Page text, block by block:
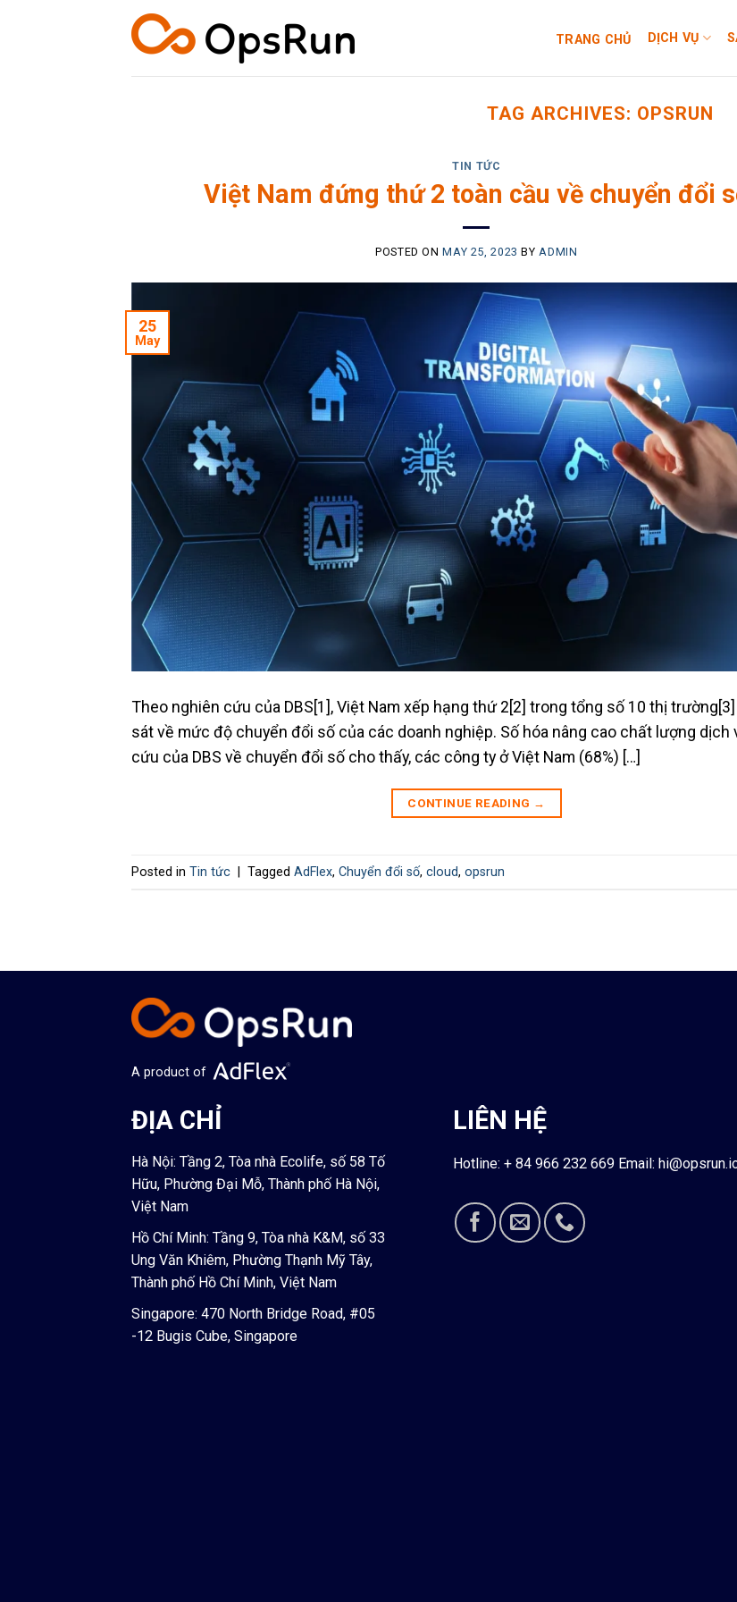
TRANG CHỦ DỊCH VỤ
TAG ARCHIVES: OPSRUN
TIN TỨC
Việt Nam đứng thứ 2 toàn cầu về chuyển đổi
POSTED ONMAY 25, 2023 BYADMIN
25
May
Theo nghiên cứu của DBS[1], Việt Nam xếp hạng thứ 2[2] trong tổng số 10 thị
sát về mức độ chuyển đổi số của các doanh nghiệp. Số hóa nâng cao chất lượng dịch
cứu của DBS về chuyển đổi số cho thấy, các công ty ở Việt Nam (68%) […]
CONTINUE READING →
Posted in Tin tức Tagged AdFlex, Chuyển đổi số, cloud, opsrun
A product of
ĐỊA CHỈ
Hà Nội: Tầng 2, Tòa nhà Ecolife, số 58 Tố
Hữu, Phường Đại Mỗ, Thành phố Hà Nội,
Việt Nam
Hồ Chí Minh: Tầng 9, Tòa nhà K&M, số 33
Ung Văn Khiêm, Phường Thạnh Mỹ Tây,
Thành phố Hồ Chí Minh, Việt Nam
Singapore: 470 North Bridge Road, #05
-12 Bugis Cube, Singapore
LIÊN HỆ
Hotline: + 84 966 232 669 Email: